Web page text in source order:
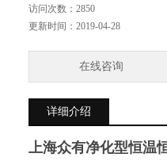
造的符合二十一世纪新特点的高
能全、结构紧凑、体积小、重量
访问次数： 2850
更新时间： 2019-04-28
在线咨询
详细介绍
上海众有净化型恒温